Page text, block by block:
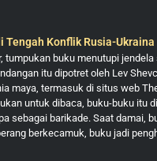
Tengah Konflik Rusia-Ukraina
tumpukan buku menutupi jendela
itu dipotret oleh Lev
maya, termasuk di situs web
untuk dibaca, buku-buku itu
sebagai barikade. Saat damai,
berkecamuk, buku jadi